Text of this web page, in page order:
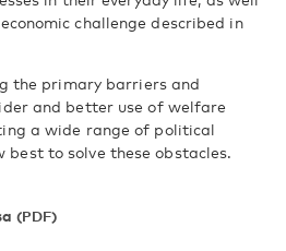
challenge described in
the primary barriers and
and better use of welfare
a wide range of political
best to solve these obstacles.